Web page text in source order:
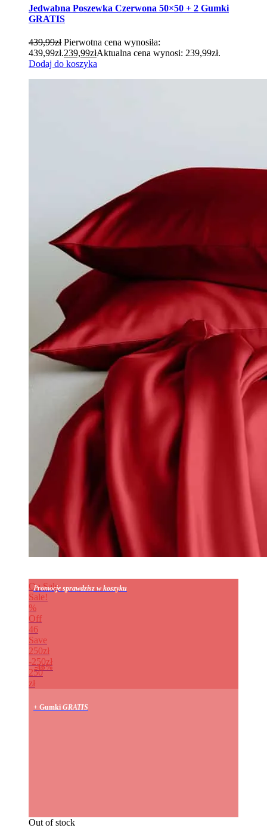
Jedwabna Poszewka Czerwona 50×50 + 2 Gumki
GRATIS
439,99zł Pierwotna cena wynosiła:
439,99zł.239,99złAktualna cena wynosi: 239,99zł.
Dodaj do koszyka
On Sale
Sale!
%
Off
46
Save
250zł
250zł
46%
250
zł
Promocje sprawdzisz w koszyku
+ Gumki GRATIS
Out of stock